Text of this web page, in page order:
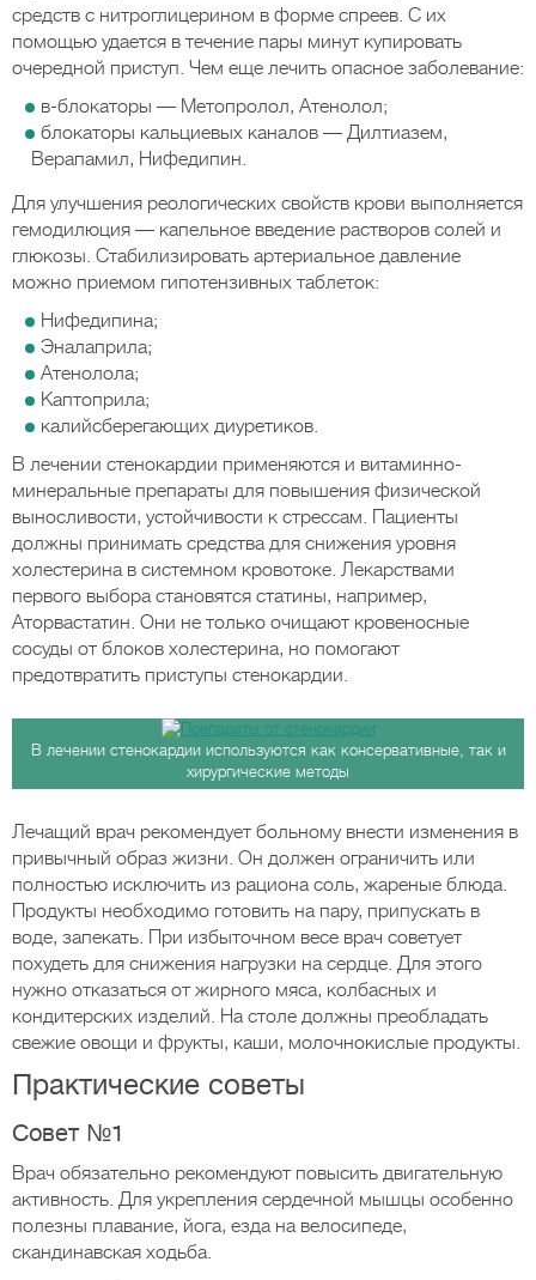
средств с нитроглицерином в форме спреев. С их
помощью удается в течение пары минут купировать
очередной приступ. Чем еще лечить опасное заболевание:
в-блокаторы — Метопролол, Атенолол;
блокаторы кальциевых каналов — Дилтиазем,
Верапамил, Нифедипин.
Для улучшения реологических свойств крови выполняется
гемодилюция — капельное введение растворов солей и
глюкозы. Стабилизировать артериальное давление
можно приемом гипотензивных таблеток:
Нифедипина;
Эналаприла;
Атенолола;
Каптоприла;
калийсберегающих диуретиков.
В лечении стенокардии применяются и витаминно-
минеральные препараты для повышения физической
выносливости, устойчивости к стрессам. Пациенты
должны принимать средства для снижения уровня
холестерина в системном кровотоке. Лекарствами
первого выбора становятся статины, например,
Аторвастатин. Они не только очищают кровеносные
сосуды от блоков холестерина, но помогают
предотвратить приступы стенокардии.
В лечении стенокардии используются как консервативные, так и
хирургические методы
Лечащий врач рекомендует больному внести изменения в
привычный образ жизни. Он должен ограничить или
полностью исключить из рациона соль, жареные блюда.
Продукты необходимо готовить на пару, припускать в
воде, запекать. При избыточном весе врач советует
похудеть для снижения нагрузки на сердце. Для этого
нужно отказаться от жирного мяса, колбасных и
кондитерских изделий. На столе должны преобладать
свежие овощи и фрукты, каши, молочнокислые продукты.
Практические советы
Совет №1
Врач обязательно рекомендуют повысить двигательную
активность. Для укрепления сердечной мышцы особенно
полезны плавание, йога, езда на велосипеде,
скандинавская ходьба.